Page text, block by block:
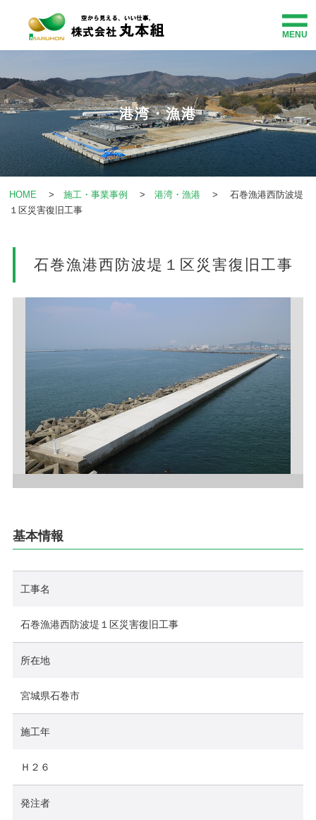
MENU
事業紹介
企業情報
施工・事業事例
お知らせ
プライバシーポリシー
社員行動規範
ご利用規約
サイトマップ
港湾・漁港
HOME >施工・事業事例 >港湾・漁港 > 石巻漁港西防波堤
１区災害復旧工事
石巻漁港西防波堤１区災害復旧工事
基本情報
工事名
石巻漁港西防波堤１区災害復旧工事
所在地
宮城県石巻市
施工年
Ｈ２６
発注者